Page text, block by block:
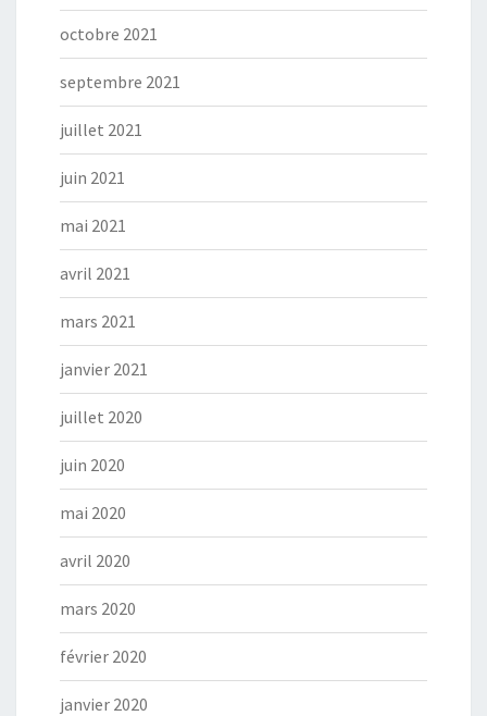
octobre 2021
septembre 2021
juillet 2021
juin 2021
mai 2021
avril 2021
mars 2021
janvier 2021
juillet 2020
juin 2020
mai 2020
avril 2020
mars 2020
février 2020
janvier 2020